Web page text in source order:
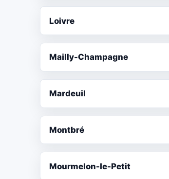
Loivre
Mailly-Champagne
Mardeuil
Montbré
Mourmelon-le-Petit